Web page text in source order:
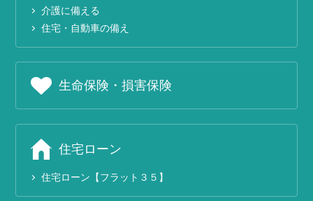
介護に備える
住宅・自動車の備え
生命保険・損害保険
住宅ローン
住宅ローン【フラット３５】